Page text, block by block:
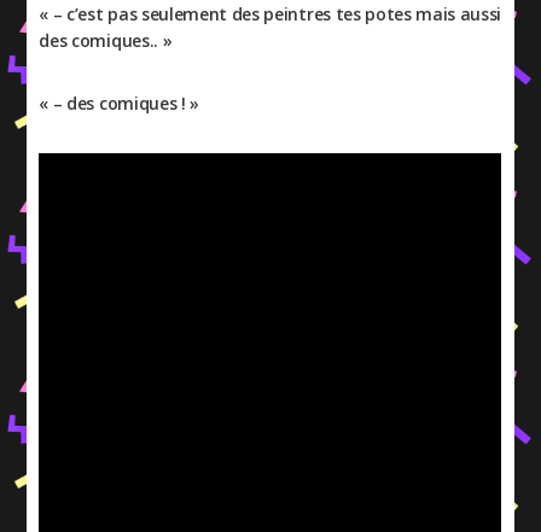
« – c’est pas seulement des peintres tes potes mais aussi
des comiques.. »
« – des comiques ! »